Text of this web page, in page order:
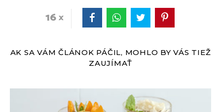
16
AK SA VÁM ČLÁNOK PÁČIL, MOHLO BY VÁS TIEŽ
ZAUJÍMAŤ